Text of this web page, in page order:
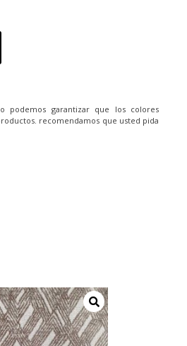
podemos garantizar que los colores
recomendamos que usted pida